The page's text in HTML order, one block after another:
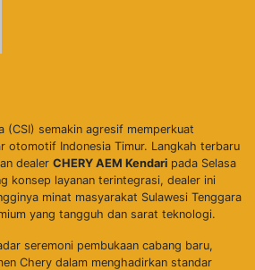
(CSI) semakin agresif memperkuat
otomotif Indonesia Timur. Langkah terbaru
dealer CHERY AEM Kendari pada Selasa
konsep layanan terintegrasi, dealer ini
minat masyarakat Sulawesi Tenggara
yang tangguh dan sarat teknologi.
seremoni pembukaan cabang baru,
Chery dalam menghadirkan standar